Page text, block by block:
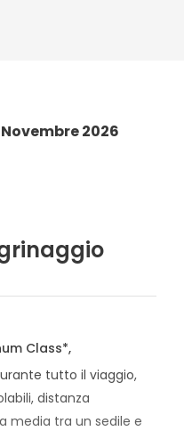
2026
Class*,
tutto il viaggio,
distanza
media tra un sedile e